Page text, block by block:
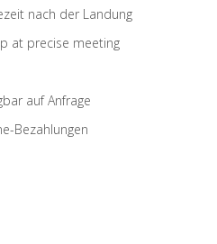
nach der Landung
at precise meeting
auf Anfrage
Bezahlungen